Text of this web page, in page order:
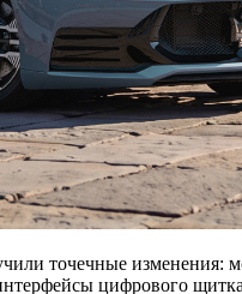
точечные
цифрового